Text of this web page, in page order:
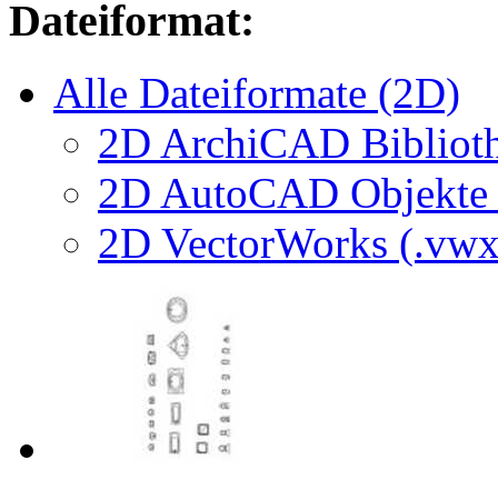
Dateiformat:
Alle Dateiformate (2D)
2D ArchiCAD
2D AutoCAD
2D VectorWorks